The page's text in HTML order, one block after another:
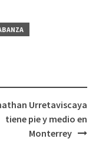
Urretaviscaya
tiene pie y medio en
Monterrey